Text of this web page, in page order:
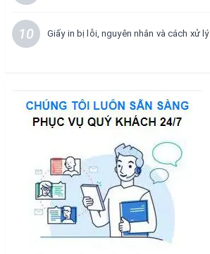
10 Giấy in bị lỗi, nguyên nhân và cách xử lý